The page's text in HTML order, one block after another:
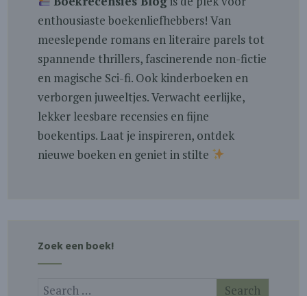
enthousiaste boekenliefhebbers! Van
meeslepende romans en literaire parels tot
spannende thrillers, fascinerende non-fictie
en magische Sci-fi. Ook kinderboeken en
verborgen juweeltjes. Verwacht eerlijke,
lekker leesbare recensies en fijne
boekentips. Laat je inspireren, ontdek
nieuwe boeken en geniet in stilte
Zoek een boek!